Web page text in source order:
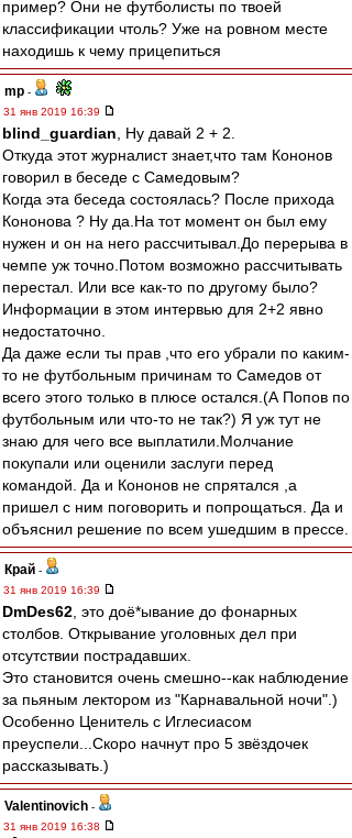
пример? Они не футболисты по твоей
классификации чтоль? Уже на ровном месте
находишь к чему прицепиться
mp -
31 янв 2019 16:39
blind_guardian , Ну давай 2 + 2.
Откуда этот журналист знает,что там Кононов
говорил в беседе с Самедовым?
Когда эта беседа состоялась? После прихода
Кононова ? Ну да.На тот момент он был ему
нужен и он на него рассчитывал.До перерыва в
чемпе уж точно.Потом возможно рассчитывать
перестал. Или все как-то по другому было?
Информации в этом интервью для 2+2 явно
недостаточно.
Да даже если ты прав ,что его убрали по каким-
то не футбольным причинам то Самедов от
всего этого только в плюсе остался.(А Попов по
футбольным или что-то не так?) Я уж тут не
знаю для чего все выплатили.Молчание
покупали или оценили заслуги перед
командой. Да и Кононов не спрятался ,а
пришел с ним поговорить и попрощаться. Да и
объяснил решение по всем ушедшим в прессе.
Край -
31 янв 2019 16:39
DmDes62 , это доё*ывание до фонарных
столбов. Открывание уголовных дел при
отсутствии пострадавших.
Это становится очень смешно--как наблюдение
за пьяным лектором из "Карнавальной ночи".)
Особенно Ценитель с Иглесиасом
преуспели...Скоро начнут про 5 звёздочек
рассказывать.)
Valentinovich -
31 янв 2019 16:38